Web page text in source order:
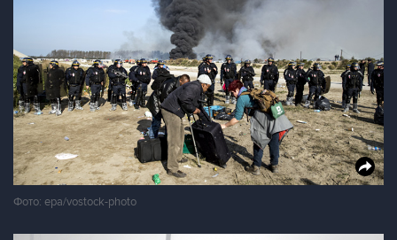
Фото: epa/vostock-photo